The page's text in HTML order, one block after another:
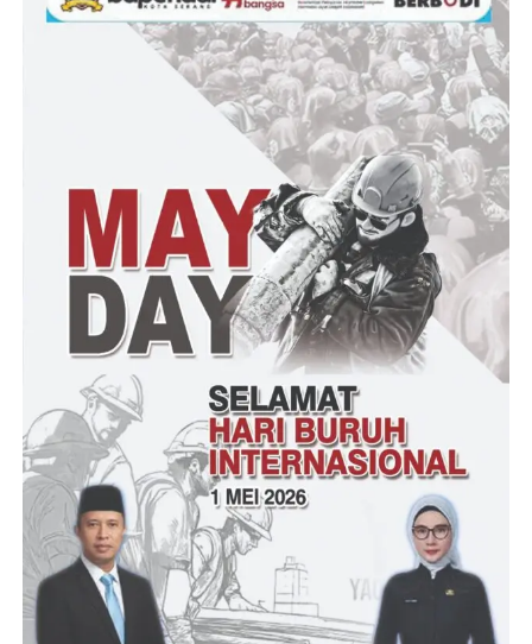
7. Pembangunan sekretariat RW
Sedangkan untuk usulan usulan pemberdayaan yang di usulkan
2. Pemberdayaan pos Yandu
Soleh Muslim dalam Wawan cara menyampaikan kegiatan acara
musrenbang yang dilaksankan hari ini adalah musrenbang
lanjutan yang skla berjenjang terkait prioritas musrenbang
antaranya jalan cigoong, drinase
Harapannya apa yg saya usulkan menjadi skala prioritas dalam
pembangunan di tahun 2023 ini, Tegasnya